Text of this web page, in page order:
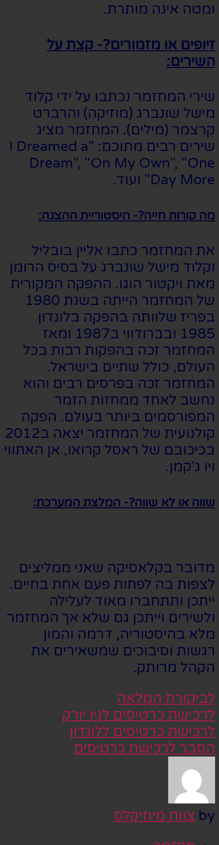
ומטה אינה מותרת.
זיופים או מזמורים?- קצת על
השירים:
שירי המחזמר נכתבו על ידי קלוד
מישל שונברג (מוזיקה) והרברט
קרצמר (מילים). המחזמר מציג
שירים רבים מתוכם: "I Dreamed a
Dream", "On My Own", "One
Day More" ועוד.
מה קורות חייה?- היסטוריית ההצגה:
את המחזמר כתבו אליין בובליל
וקלוד מישל שונברג על בסיס הרומן
מאת ויקטור הוגו. ההפקה המקורית
של המחזמר הייתה בשנת 1980
בפריז שלוותה בהפקה בלונדון
1985 ובברודווי ב1987 ומאז
המחזמר זכה בהפקות רבות בכל
העולם, כולל שתיים בישראל.
המחזמר זכה בפרסים רבים והוא
נחשב לאחד ממחזות הזמר
המפורסמים ביותר בעולם. הפקה
קולנועית של המחזמר יצאה ב2012
בכיכובם של ראסל קרואו, אן האתווי
ויו ג'קמן.
שווה או לא שווה?- המלצת המערכת:
מדובר בקלאסיקה שאני ממליצים
לצפות בה לפחות פעם אחת בחיים.
ייתכן ותתחברו מאוד לעלילה
ולשירים וייתכן גם שלא אך המחזמר
מלא בהיסטוריה, דרמה והמון
רגשות וסיבוכים שמשאירים את
הקהל מרותק.
לביקורת המלאה
לרכישת כרטיסים לניו יורק
לרכישת כרטיסים ללונדון
הסבר לרכישת כרטיסים
by צוות מיוזיקלס